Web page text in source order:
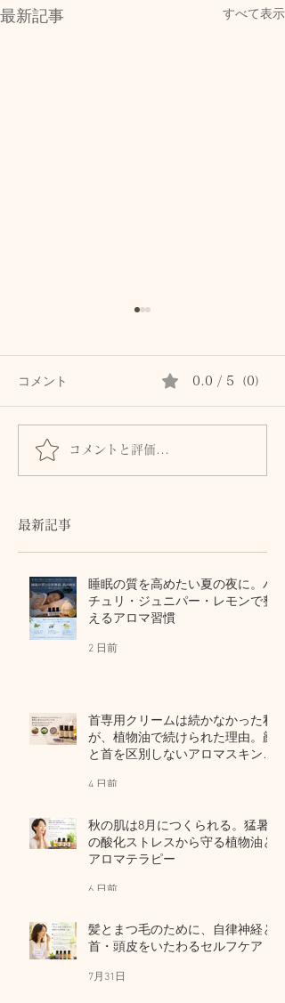
最新記事 すべて表示
首専用クリームは続かな
かった私が、植物油で続
区別しないアロマスキン
コメント 0.0 / 5（0）
コメントと評価...
最新記事
睡眠の質を高めたい夏の夜に。パ
チュリ・ジュニパー・レモンで整
えるアロマ習慣
2 日前
首専用クリームは続かなかった私
が、植物油で続けられた理由。顔
と首を区別しないアロマスキンケ
4 日前
秋の肌は8月につくられる。猛暑
の酸化ストレスから守る植物油と
アロマテラピー
6 日前
髪とまつ毛のために、自律神経と
首・頭皮をいたわるセルフケア
7月31日